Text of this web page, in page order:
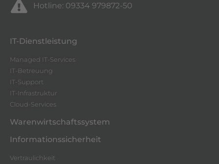
Hotline: 09334 979872-50
IT-Dienstleistung
Managed IT-Services
IT-Betreuung
IT-Support
IT-Infrastruktur
Cloud-Services
Warenwirtschaftssystem
Informationssicherheit
Vertraulichkeit